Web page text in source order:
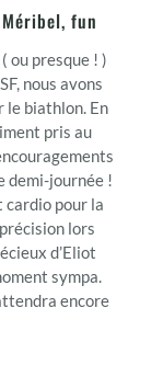
fun
ou presque ! )
nous avons
le biathlon. En
pris au
demi-journée !
pour la
lors
d’Eliot
sympa.
encore